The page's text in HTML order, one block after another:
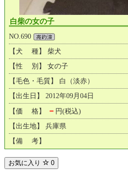
白柴の女の子
NO.690
【犬 種】 柴犬
【性 別】 女の子
【毛色・毛質】 白（淡赤）
【出生日】 2012年09月04日
【価 格】 － 円(税込)
【出生地】 兵庫県
【備 考】
お気に入り 0